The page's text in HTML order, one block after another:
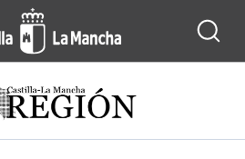
región de Castilla-